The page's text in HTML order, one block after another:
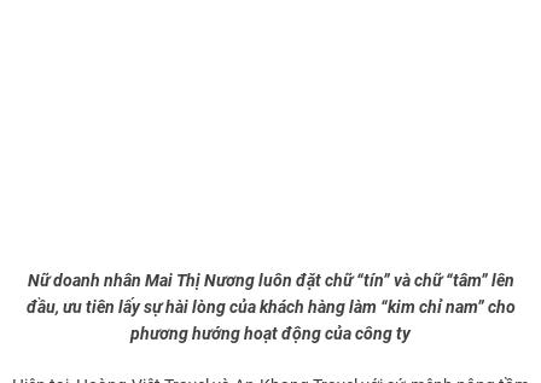
Nữ doanh nhân Mai Thị Nương luôn đặt chữ “tín” và chữ “tâm” lên
đầu, ưu tiên lấy sự hài lòng của khách hàng làm “kim chỉ nam” cho
phương hướng hoạt động của công ty